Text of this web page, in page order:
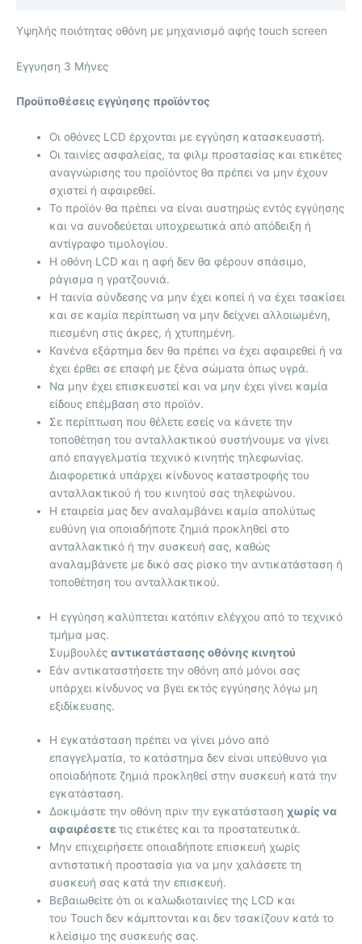
Υψηλής ποιότητας οθόνη με μηχανισμό αφής touch screen
Eγγυηση 3 Μήνες
Προϋποθέσεις εγγύησης προϊόντος
Οι οθόνες LCD έρχονται με εγγύηση κατασκευαστή.
Οι ταινίες ασφαλείας, τα φιλμ προστασίας και ετικέτες
αναγνώρισης του προϊόντος θα πρέπει να μην έχουν
σχιστεί ή αφαιρεθεί.
Το προϊόν θα πρέπει να είναι αυστηρώς εντός εγγύησης
και να συνοδεύεται υποχρεωτικά από απόδειξη ή
αντίγραφο τιμολογίου.
Η οθόνη LCD και η αφή δεν θα φέρουν σπάσιμο,
ράγισμα η γρατζουνιά.
Η ταινία σύνδεσης να μην έχει κοπεί ή να έχει τσακίσει
και σε καμία περίπτωση να μην δείχνει αλλοιωμένη,
πιεσμένη στις άκρες, ή χτυπημένη.
Κανένα εξάρτημα δεν θα πρέπει να έχει αφαιρεθεί ή να
έχει έρθει σε επαφή με ξένα σώματα όπως υγρά.
Να μην έχει επισκευστεί και να μην έχει γίνει καμία
είδους επέμβαση στο προϊόν.
Σε περίπτωση που θέλετε εσείς να κάνετε την
τοποθέτηση του ανταλλακτικού συστήνουμε να γίνει
από επαγγελματία τεχνικό κινητής τηλεφωνίας.
Διαφορετικά υπάρχει κίνδυνος καταστροφής του
ανταλλακτικού ή του κινητού σας τηλεφώνου.
Η εταιρεία μας δεν αναλαμβάνει καμία απολύτως
ευθύνη για οποιαδήποτε ζημιά προκληθεί στο
ανταλλακτικό ή την συσκευή σας, καθώς
αναλαμβάνετε με δικό σας ρίσκο την αντικατάσταση ή
τοποθέτηση του ανταλλακτικού.
Η εγγύηση καλύπτεται κατόπιν ελέγχου από το τεχνικό
τμήμα μας.
Συμβουλέςαντικατάστασης οθόνης κινητού
Εάν αντικαταστήσετε την οθόνη από μόνοι σας
υπάρχει κίνδυνος να βγει εκτός εγγύησης λόγω μη
εξιδίκευσης.
Η εγκατάσταση πρέπει να γίνει μόνο από
επαγγελματία, το κατάστημα δεν είναι υπεύθυνο για
οποιαδήποτε ζημιά προκληθεί στην συσκευή κατά την
εγκατάσταση.
Δοκιμάστε την οθόνη πριν την εγκατάστασηχωρίς να
αφαιρέσετετις ετικέτες και τα προστατευτικά.
Μην επιχειρήσετε οποιαδήποτε επισκευή χωρίς
αντιστατική προστασία για να μην χαλάσετε τη
συσκευή σας κατά την επισκευή.
Βεβαιωθείτε ότι οι καλωδιοταινίες της LCD και
του Touch δεν κάμπτονται και δεν τσακίζουν κατά το
κλείσιμο της συσκευής σας.